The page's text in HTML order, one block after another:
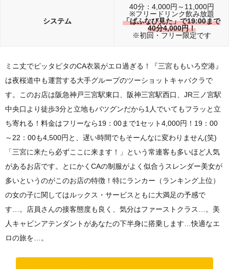
システム
40分：4,000円～11,000円
※フリードリンク飲み放題
「ぱふなび見た」で19:00まで
40分4,000円！
※初回・フリー限定です
ミニ丈でピッタピタのCA衣装がエロ過ぎる！『三宮ももいろ空港』
は夜桜道中も運営する大手グループのツーショットキャバクラで
す。このお店は阪急神戸三宮駅東口、阪神三宮駅西口、JR三ノ宮駅
中央口より徒歩3分と立地もバツグンだから1人でいてもフラッと立
ち寄れる！料金はフリーなら19：00まで1セット4,000円！19：00
～22：00も4,500円と、遅い時間でもそーんなに変わりません(笑)
「三宮に来たら必ずここに来ます！」という常連客も多いほど人気
があるお店です。とにかくCAの制服がよく似合うスレンダー美女が
多いというのがこのお店の特徴！特にランカー（ランキング上位）
の女の子に関してはルックス・サービスともに大満足の予感で
す…。店員さんの接客態度も良く、気分はファーストクラス…。美
人キャビンアテンダントがあなたの下半身に搭乗します…快適なエ
ロの旅を…。